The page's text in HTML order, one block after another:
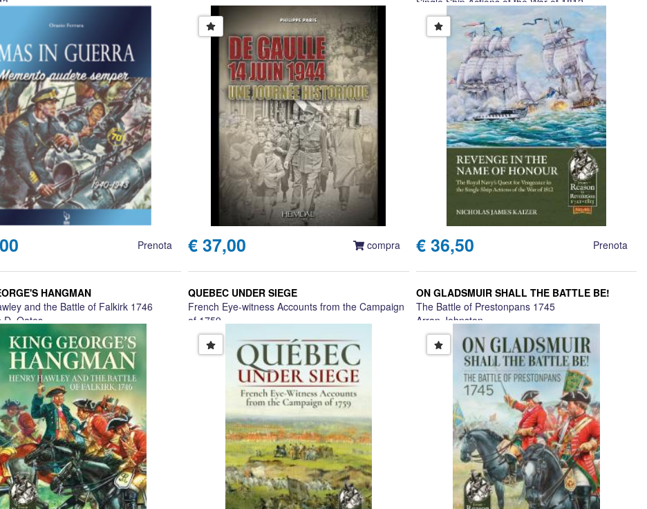
Prenota
Philippe Paris
€ 37,00 compra
Nicholas James Kaizer
€ 36,50 Prenota
HANGMAN
and the Battle of Falkirk 1746
D. Oates
QUEBEC UNDER SIEGE
French Eye-witness Accounts from the Campaign
of 1759
Charles A Mayhood
ON GLADSMUIR SHALL THE BATTLE BE!
The Battle of Prestonpans 1745
Arran Johnston